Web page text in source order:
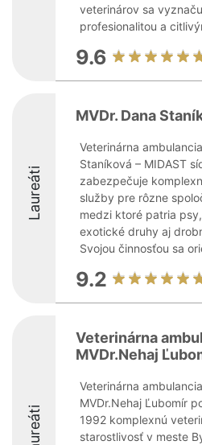
veterinárov sa
profesionalitou a
9.6
Laureáti
MVDr. Dana
Veterinárna
Staníková – MIDAST
zabezpečuje
služby pre rôzne
medzi ktoré patria
exotické druhy aj
Svojou činnosťou sa
9.2
Laureáti
Veterinárna
MVDr.Nehaj
Veterinárna
MVDr.Nehaj Ľubomír
1992 komplexnú
starostlivosť v meste